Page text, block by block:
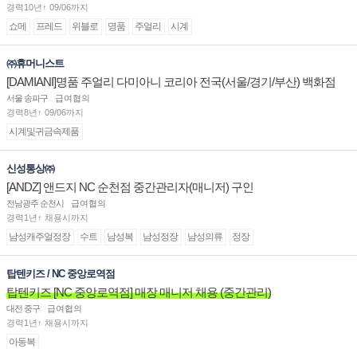
경력10년↑ 09/06까지
쇼메 프레드 위블로 명품 주얼리 시계
㈜휴머니스트
[DAMIANI]명품 주얼리 다미아니 코리아 전국(서울/경기/부산) 백화점
부점장/판매사원 채용
서울 송파구
급여협의
경력8년↑ 09/06까지
시계및귀금속제품
신성통상㈜
[ANDZ] 앤드지 NC 순천점 중간관리자(매니저) 구인
전남광주 순천시
급여협의
경력1년↑ 채용시까지
남성캐주얼정장 수트 남성복 남성정장 남성의류 정장
탑텐키즈 / NC 중앙로역점
탑텐키즈 [NC 중앙로역점] 매장 매니저 채용 (중간관리)
대전 중구
급여협의
경력1년↑ 채용시까지
아동복